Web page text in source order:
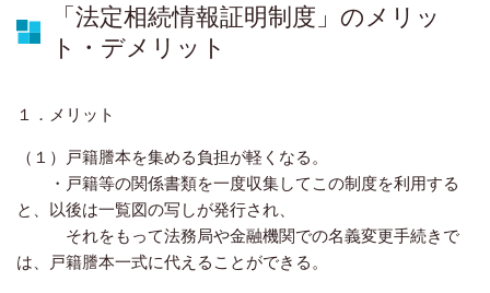
「法定相続情報証明制度」のメリッ
ト・デメリット
１．メリット
（１）戸籍謄本を集める負担が軽くなる。
・戸籍等の関係書類を一度収集してこの制度を利用する
と、以後は一覧図の写しが発行され、
それをもって法務局や金融機関での名義変更手続きで
は、戸籍謄本一式に代えることができる。